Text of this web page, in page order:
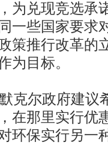
兑现竞选承
一些国家要求
策推行改革的
为目标。
尔政府建议
在那里实行优
环保实行另一